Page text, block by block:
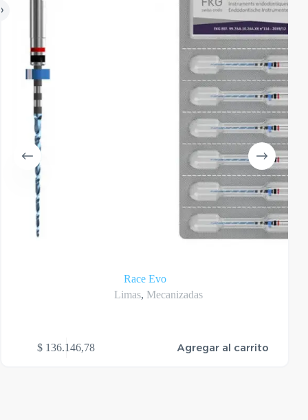
Race Evo
Limas, Mecanizadas
$ 136.146,78 Agregar al carrito